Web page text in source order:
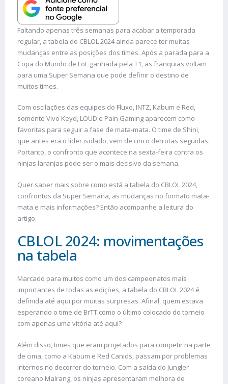
Faltando apenas três semanas para acabar a temporada
regular, a tabela do CBLOL 2024 ainda parece ter muitas
mudanças entre as posições dos times. Após a parada para a
Copa do Mundo de LoL ganhada pela T1, as franquias voltam
para uma Super Semana que pode definir o destino de
muitos times.
Com oscilações das equipes do Fluxo, INTZ, Kabum e Red,
somente Vivo Keyd, LOUD e Pain Gaming aparecem como
favoritas para seguir a fase de mata-mata. O time de Shini,
que antes era o líder isolado, vem de cinco derrotas seguidas.
Portanto, o confronto que acontece na sexta-feira contra os
ninjas laranjas pode ser o mais decisivo da semana.
Quer saber mais sobre como está a tabela do CBLOL 2024,
confrontos da Super Semana, as mudanças no formato mata-
mata e mais informações? Então acompanhe a leitura do
artigo.
CBLOL 2024: movimentações
na tabela
Marcado para muitos como um dos campeonatos mais
importantes de todas as edições, a tabela do CBLOL 2024 é
definida até aqui por muitas surpresas. Afinal, quem estava
esperando o time de BrTT como o último colocado do torneio
com apenas uma vitória até aqui?
Além disso, times que eram projetados para competir na parte
de cima, como a Kabum e Red Canids, passam por problemas
internos no decorrer do torneio. Com a saída do Jungler
coreano Malrang, os ninjas apresentaram melhora de